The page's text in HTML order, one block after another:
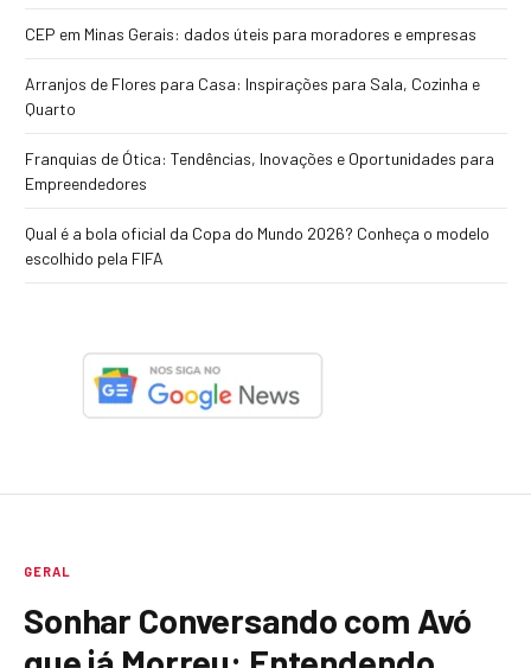
CEP em Minas Gerais: dados úteis para moradores e empresas
Arranjos de Flores para Casa: Inspirações para Sala, Cozinha e
Quarto
Franquias de Ótica: Tendências, Inovações e Oportunidades para
Empreendedores
Qual é a bola oficial da Copa do Mundo 2026? Conheça o modelo
escolhido pela FIFA
GERAL
Sonhar Conversando com Avó